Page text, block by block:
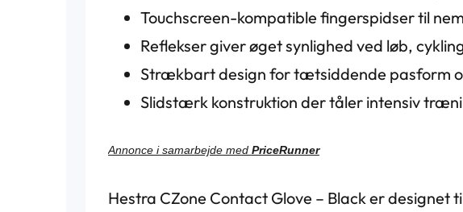
Touchscreen-kompatible fingerspidser til
Reflekser giver øget synlighed ved løb,
Strækbart design for tætsiddende pasform
Slidstærk konstruktion der tåler intensiv
Annonce i samarbejde med PriceRunner
Hestra CZone Contact Glove – Black er